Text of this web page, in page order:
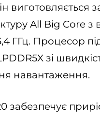
виготовляється
All Big Core
ГГц. Процесор
зі
навантаження.